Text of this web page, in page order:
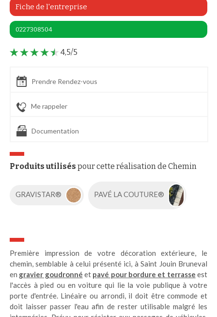
Fiche de l'entreprise
0227308504
4,5/5
Prendre Rendez-vous
Me rappeler
Documentation
Produits utilisés pour cette réalisation de Chemin
GRAVISTAR® PAVÉ LA COUTURE®
Première impression de votre décoration extérieure, le
chemin, semblable à celui présenté ici, à Saint Jouin Bruneval
en gravier goudronné et pavé pour bordure et terrasse est
l'accès à pied ou en voiture qui lie la voie publique à votre
porte d'entrée. Linéaire ou arrondi, il doit être commode et
doit laisser passer l'eau afin de rester utilisable malgré les